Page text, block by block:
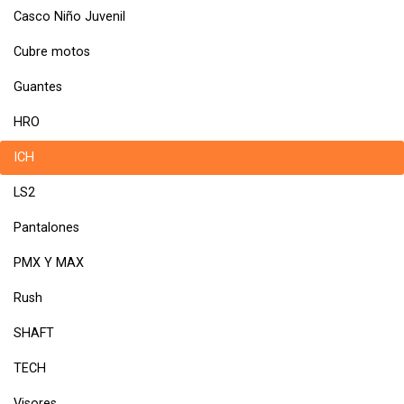
Casco Niño Juvenil
Cubre motos
Guantes
HRO
ICH
LS2
Pantalones
PMX Y MAX
Rush
SHAFT
TECH